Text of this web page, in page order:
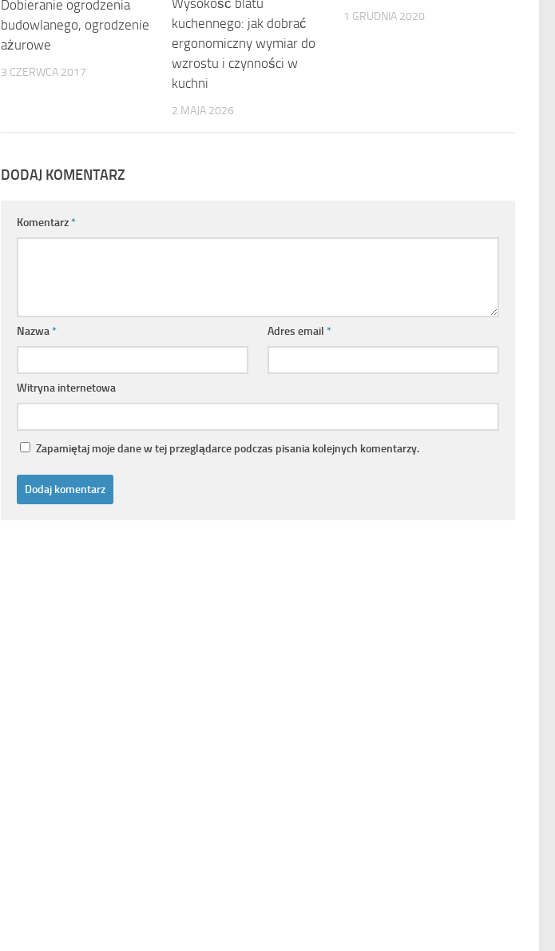
Dobieranie ogrodzenia
budowlanego, ogrodzenie
ażurowe
3 CZERWCA 2017
Wysokość blatu
kuchennego: jak dobrać
ergonomiczny wymiar do
wzrostu i czynności w
kuchni
2 MAJA 2026
1 GRUDNIA 2020
DODAJ KOMENTARZ
Komentarz*
Nazwa* Adres email*
Witryna internetowa
Zapamiętaj moje dane w tej przeglądarce podczas pisania kolejnych komentarzy.